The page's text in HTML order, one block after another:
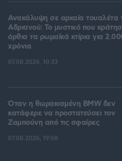
Ανακάλυψη σε αρχαία τουαλέτα
Αδριανού: Το μυστικό που
όρθια τα ρωμαϊκά κτίρια για
χρόνια
07.08.2026, 10:33
Όταν η θωρακισμένη BMW δεν
κατάφερε να προστατεύσει τον
Ζαμπούνη από τις σφαίρες
07.08.2026, 19:08